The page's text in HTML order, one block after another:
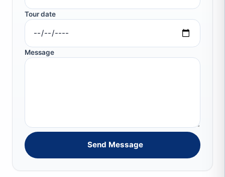
Tour date
Message
Send Message